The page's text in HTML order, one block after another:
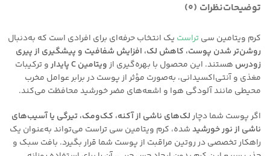
توضیحاتنظرات (0)
کرم ویتامین سیتراست یک انتخاب حرفه‌ای برای افرادی است که به‌دنبال
روشن‌تر شدن پوست، کاهش لک، افزایش شفافیت و پیشگیری از پیری
زودرس هستند. این محصول با بهره‌گیری ازویتامین C پایدار
و ترکیبات
مغذی و آنتی‌اکسیدانی، به‌صورت مؤثر از پوست در برابر عوامل مخرب
محیطی مانند آلودگی هوا و اشعه‌های مضر خورشید محافظت می‌کند.
اگر پوست شما دچارلک‌های ناشی از آکنه، کک‌ومک، تیرگی یا آسیب‌های
ناشی از نور خورشیدشده، کرم ویتامین سی تراست می‌تواند به‌عنوان یک
راهکار تخصصی در روتین مراقبت از پوست شما قرار بگیرد. بافت سبک و